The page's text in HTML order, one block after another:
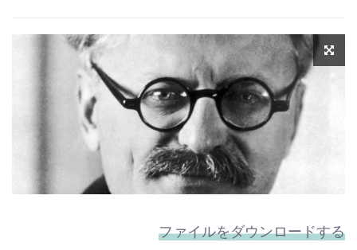
ファイルをダウンロードする